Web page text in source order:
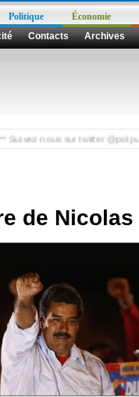
Politique
Économie
Contacts Archives
sur twitter
de Nicolas